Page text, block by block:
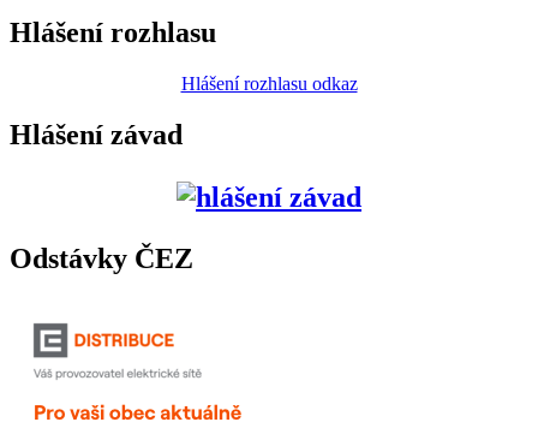
Hlášení rozhlasu
Hlášení rozhlasu odkaz
Hlášení závad
Odstávky ČEZ